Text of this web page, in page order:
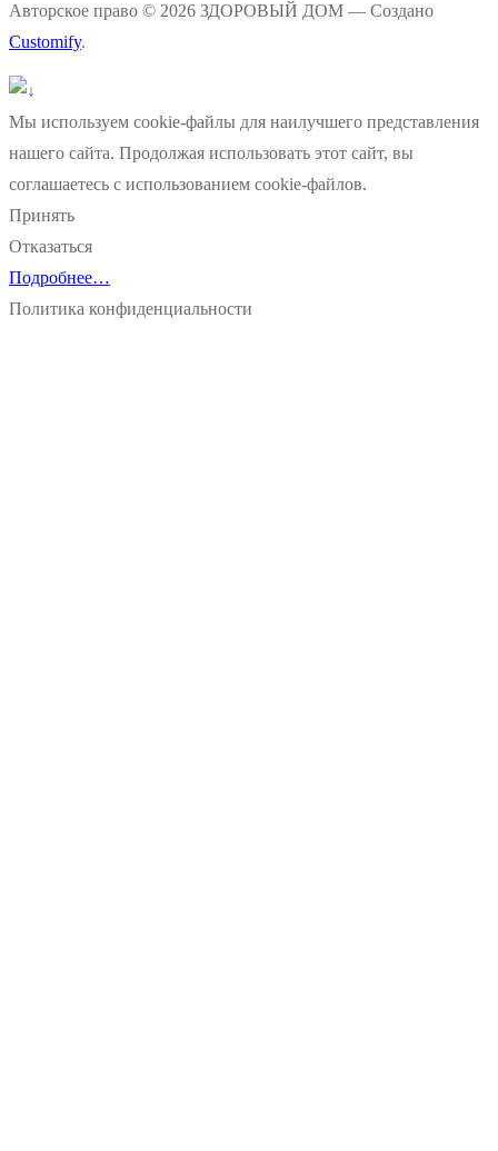
Авторское право © 2026 ЗДОРОВЫЙ ДОМ — Создано
Customify.
Мы используем cookie-файлы для наилучшего представления
нашего сайта. Продолжая использовать этот сайт, вы
соглашаетесь с использованием cookie-файлов.
Принять
Отказаться
Подробнее…
Политика конфиденциальности